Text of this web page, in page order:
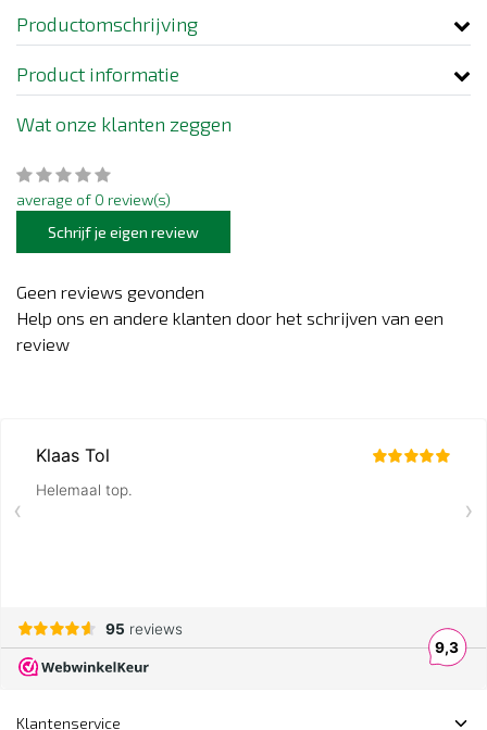
Productomschrijving
Product informatie
Wat onze klanten zeggen
average of 0 review(s)
Schrijf je eigen review
Geen reviews gevonden
Help ons en andere klanten door het schrijven van een
review
Klantenservice